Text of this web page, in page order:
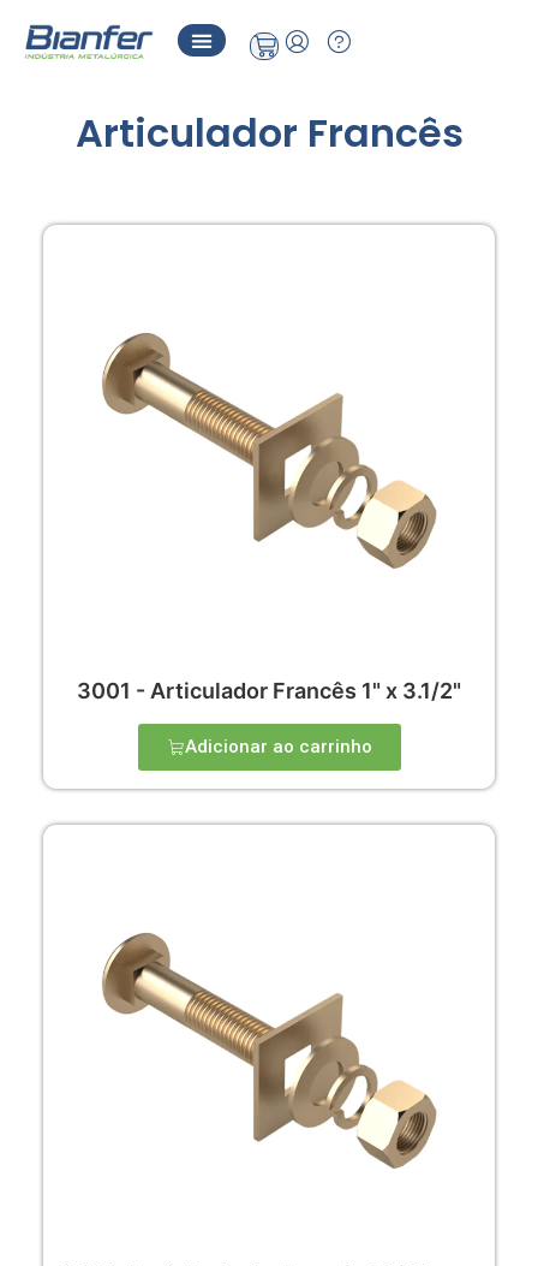
Articulador Francês
3001 - Articulador Francês 1" x 3.1/2"
Adicionar ao carrinho